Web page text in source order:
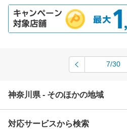
7/30
神奈川県 - そのほかの地域
愛甲郡
対応サービスから検索